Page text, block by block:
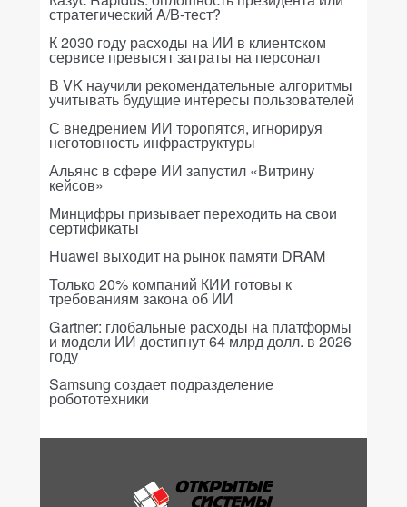
стратегический A/B-тест?
К 2030 году расходы на ИИ в клиентском
сервисе превысят затраты на персонал
В VK научили рекомендательные алгоритмы
учитывать будущие интересы пользователей
С внедрением ИИ торопятся, игнорируя
неготовность инфраструктуры
Альянс в сфере ИИ запустил «Витрину
кейсов»
Минцифры призывает переходить на свои
сертификаты
Huawei выходит на рынок памяти DRAM
Только 20% компаний КИИ готовы к
требованиям закона об ИИ
Gartner: глобальные расходы на платформы
и модели ИИ достигнут 64 млрд долл. в 2026
году
Samsung создает подразделение
робототехники